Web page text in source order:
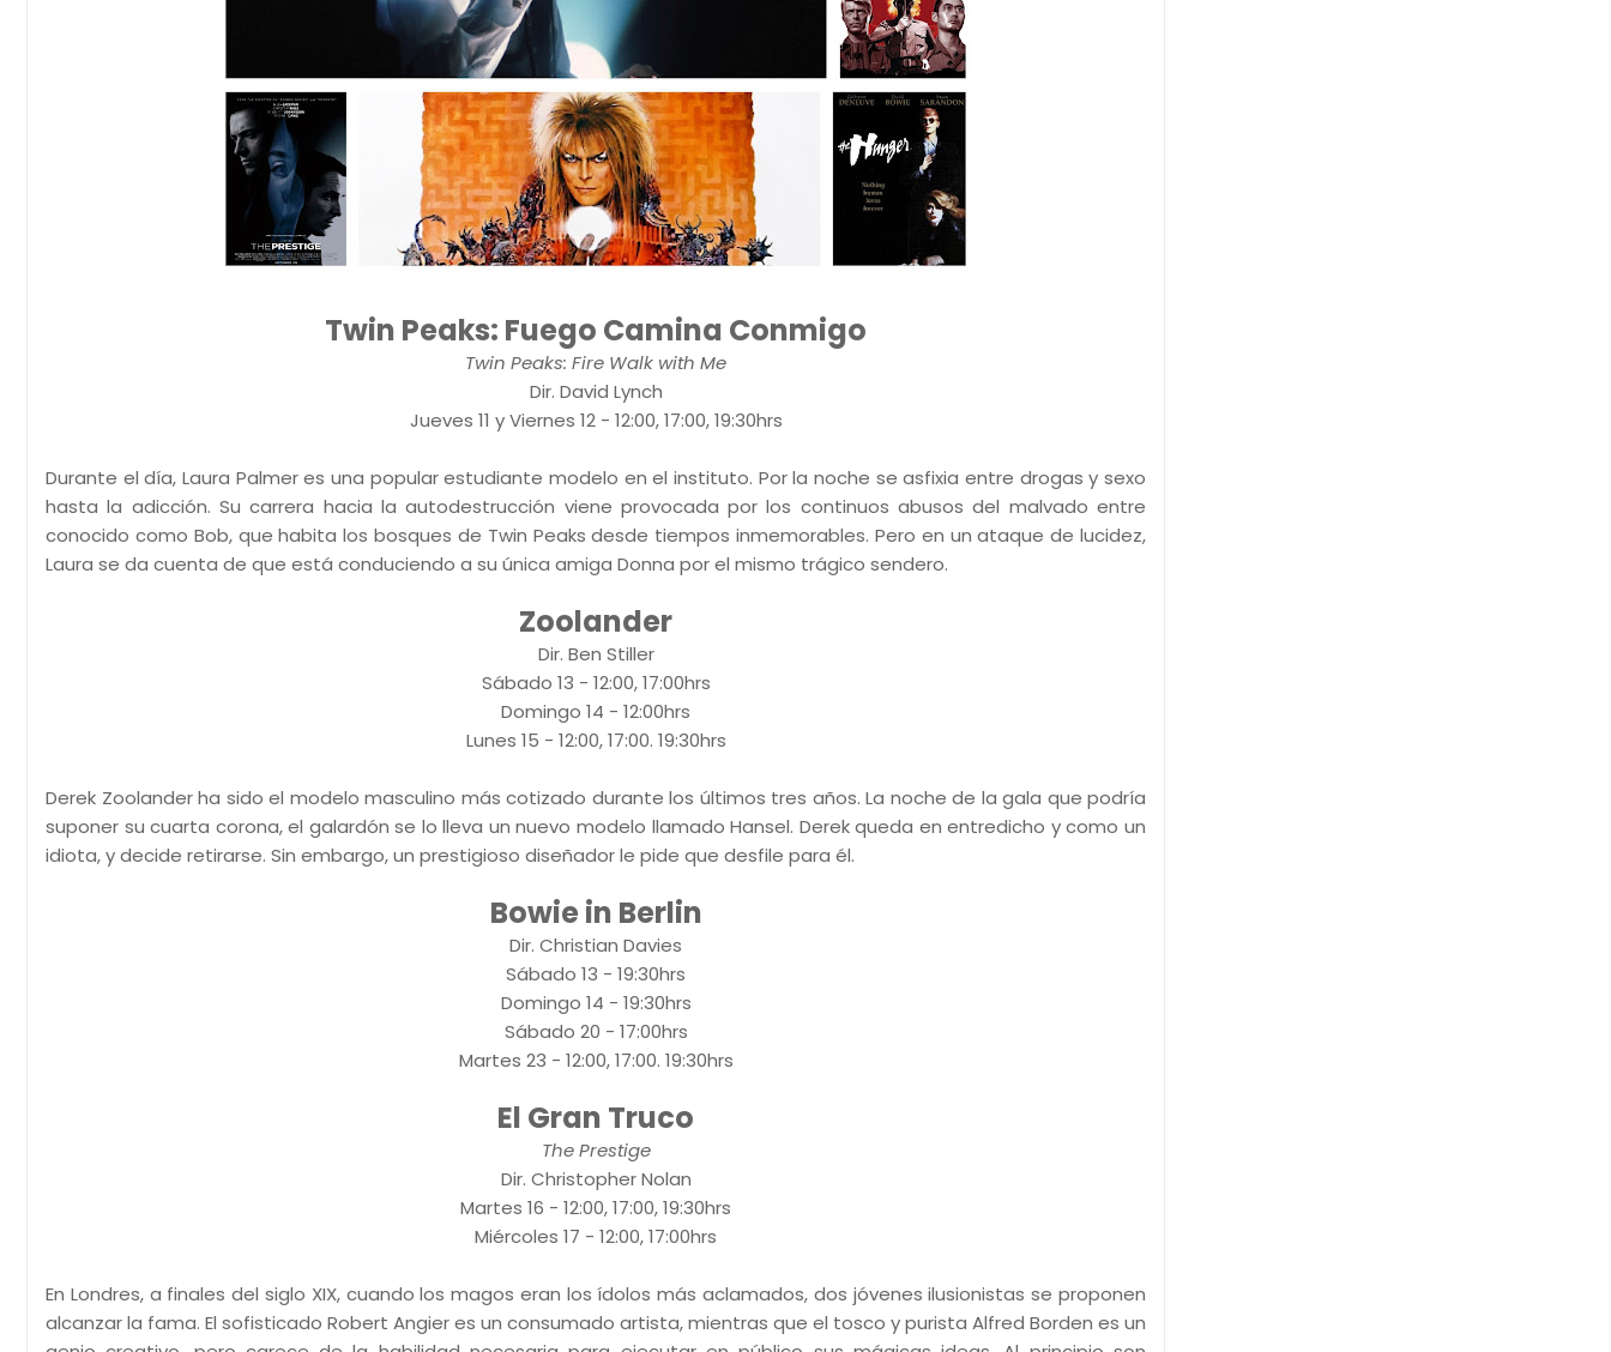
Twin Peaks: Fuego Camina Conmigo
Twin Peaks: Fire Walk with Me
Dir. David Lynch
Jueves 11 y Viernes 12 - 12:00, 17:00, 19:30hrs
Durante el día, Laura Palmer es una popular estudiante modelo en el instituto. Por la noche se asfixia entre drogas y sexo
hasta la adicción. Su carrera hacia la autodestrucción viene provocada por los continuos abusos del malvado entre
conocido como Bob, que habita los bosques de Twin Peaks desde tiempos inmemorables. Pero en un ataque de lucidez,
Laura se da cuenta de que está conduciendo a su única amiga Donna por el mismo trágico sendero.
Zoolander
Dir. Ben Stiller
Sábado 13 - 12:00, 17:00hrs
Domingo 14 - 12:00hrs
Lunes 15 - 12:00, 17:00. 19:30hrs
Derek Zoolander ha sido el modelo masculino más cotizado durante los últimos tres años. La noche de la gala que podría
suponer su cuarta corona, el galardón se lo lleva un nuevo modelo llamado Hansel. Derek queda en entredicho y como un
idiota, y decide retirarse. Sin embargo, un prestigioso diseñador le pide que desfile para él.
Bowie in Berlin
Dir. Christian Davies
Sábado 13 - 19:30hrs
Domingo 14 - 19:30hrs
Sábado 20 - 17:00hrs
Martes 23 - 12:00, 17:00. 19:30hrs
El Gran Truco
The Prestige
Dir. Christopher Nolan
Martes 16 - 12:00, 17:00, 19:30hrs
Miércoles 17 - 12:00, 17:00hrs
En Londres, a finales del siglo XIX, cuando los magos eran los ídolos más aclamados, dos jóvenes ilusionistas se proponen
alcanzar la fama. El sofisticado Robert Angier es un consumado artista, mientras que el tosco y purista Alfred Borden es un